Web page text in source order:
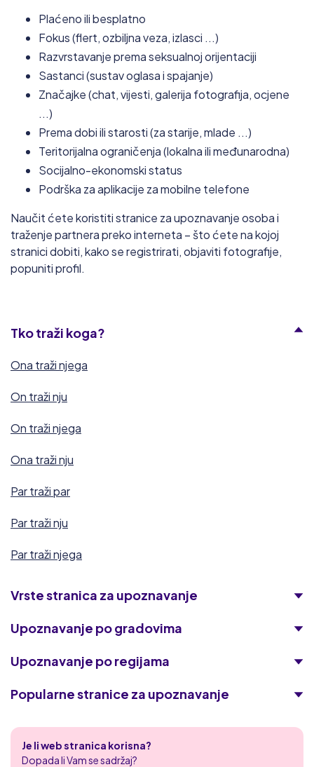
Plaćeno ili besplatno
Fokus (flert, ozbiljna veza, izlasci ...)
Razvrstavanje prema seksualnoj orijentaciji
Sastanci (sustav oglasa i spajanje)
Značajke (chat, vijesti, galerija fotografija, ocjene
...)
Prema dobi ili starosti (za starije, mlade ...)
Teritorijalna ograničenja (lokalna ili međunarodna)
Socijalno-ekonomski status
Podrška za aplikacije za mobilne telefone
Naučit ćete koristiti stranice za upoznavanje osoba i
traženje partnera preko interneta – što ćete na kojoj
stranici dobiti, kako se registrirati, objaviti fotografije,
popuniti profil.
Tko traži koga?
Ona traži njega
On traži nju
On traži njega
Ona traži nju
Par traži par
Par traži nju
Par traži njega
Vrste stranica za upoznavanje
Upoznavanje po gradovima
Upoznavanje po regijama
Popularne stranice za upoznavanje
Academic Singles
Tajni zreli flert
Je li web stranica korisna?
Dopada li Vam se sadržaj?